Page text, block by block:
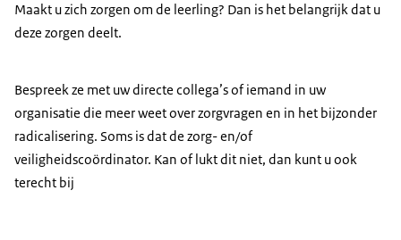
Maakt u zich zorgen om de leerling? Dan is het belangrijk dat u
deze zorgen deelt.
Bespreek ze met uw directe collega’s of iemand in uw
organisatie die meer weet over zorgvragen en in het bijzonder
radicalisering. Soms is dat de zorg- en/of
veiligheidscoördinator. Kan of lukt dit niet, dan kunt u ook
terecht bij